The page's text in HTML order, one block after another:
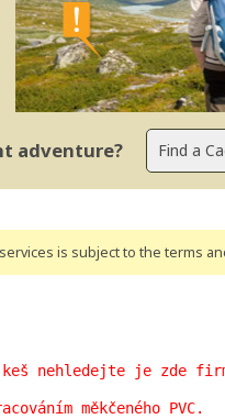
adventure?
is subject to the terms
keš nehledejte je zde
měkčeného PVC.